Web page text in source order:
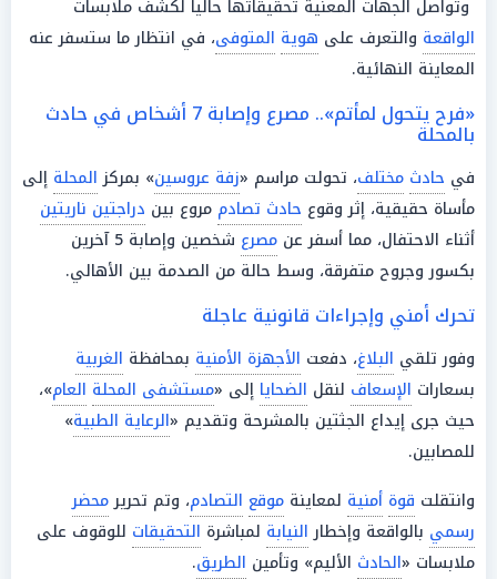
وتواصل الجهات المعنية تحقيقاتها حالياً لكشف ملابسات
الواقعة والتعرف على هوية المتوفى، في انتظار ما ستسفر عنه
المعاينة النهائية.
«فرح يتحول لمأتم».. مصرع وإصابة 7 أشخاص في حادث
بالمحلة
في حادث مختلف، تحولت مراسم «زفة عروسين» بمركزالمحلة إلى
مأساة حقيقية، إثر وقوع حادث تصادم مروع بين دراجتين ناريتين
أثناء الاحتفال، مما أسفر عن مصرع
شخصين وإصابة 5 آخرين
بكسور وجروح متفرقة، وسط حالة من الصدمة بين الأهالي.
تحرك أمني وإجراءات قانونية عاجلة
وفور تلقي البلاغ، دفعت الأجهزة الأمنية بمحافظة الغربية
بسعارات الإسعاف لنقل الضحايا إلى «مستشفى المحلة العام»،
حيث جرى إيداع الجثتين بالمشرحة وتقديم «الرعاية الطبية»
للمصابين.
وانتقلت قوة أمنية لمعاينة موقع التصادم، وتم تحريرمحضر
رسمي بالواقعة وإخطارالنيابة لمباشرة التحقيقات للوقوف على
ملابسات «الحادث الأليم» وتأمين الطريق.